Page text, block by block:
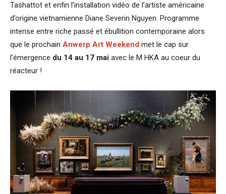
Tashattot et enfin l’installation vidéo de l’artiste américaine
d’origine vietnamienne Diane Severin Nguyen. Programme
intense entre riche passé et ébullition contemporaine alors
que le prochain Anwerp Art Weekend met le cap sur
l’émergence du 14 au 17 mai avec le M HKA au coeur du
réacteur !